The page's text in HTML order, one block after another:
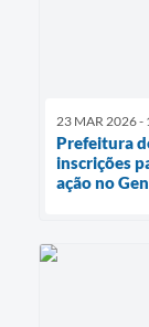
23 MAR 2026 -
Prefeitura
inscrições
ação no